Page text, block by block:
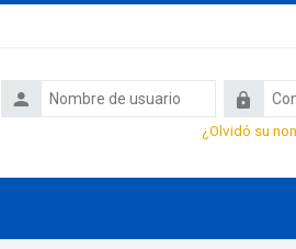
Nombre
de
¿Olvidó su